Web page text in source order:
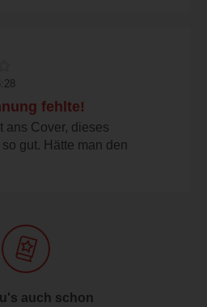
fehlte!
ans Cover, dieses
gut. Hätte man den
auch schon